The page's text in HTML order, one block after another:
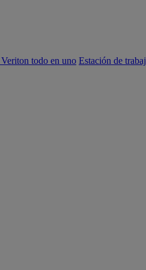
todo en uno Estación de